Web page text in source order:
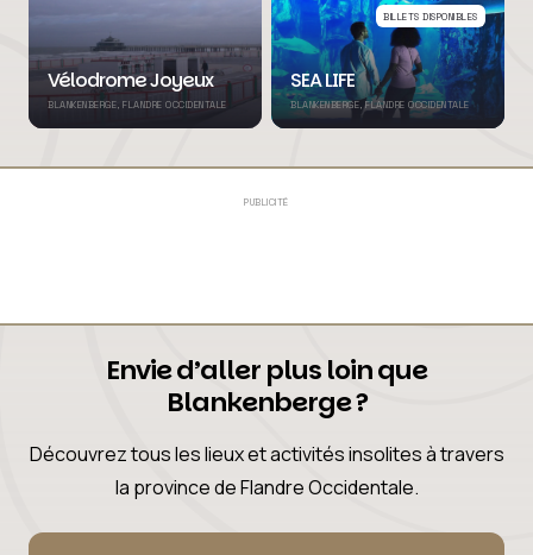
Vélodrome Joyeux
BLANKENBERGE, FLANDRE OCCIDENTALE
SEA LIFE
BLANKENBERGE, FLANDRE OCCIDENTALE
BILLETS DISPONIBLES
PUBLICITÉ
Envie d’aller plus loin que
Blankenberge ?
Découvrez tous les lieux et activités insolites à travers
la province de Flandre Occidentale.